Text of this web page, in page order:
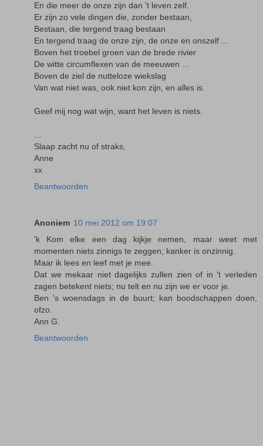
En die meer de onze zijn dan ’t leven zelf.
Er zijn zo vele dingen die, zonder bestaan,
Bestaan, die tergend traag bestaan
En tergend traag de onze zijn, de onze en onszelf ...
Boven het troebel groen van de brede rivier
De witte circumflexen van de meeuwen ...
Boven de ziel de nutteloze wiekslag
Van wat niet was, ook niet kon zijn, en alles is.
Geef mij nog wat wijn, want het leven is niets.
Slaap zacht nu of straks,
Anne
xx
Beantwoorden
Anoniem 10 mei 2012 om 19:07
'k Kom elke een dag kijkje nemen, maar weet met
momenten niets zinnigs te zeggen; kanker is onzinnig.
Maar ik lees en leef met je mee.
Dat we mekaar niet dagelijks zullen zien of in 't verleden
zagen betekent niets; nu telt en nu zijn we er voor je.
Ben 's woensdags in de buurt; kan boodschappen doen,
ofzo.
Ann G.
Beantwoorden